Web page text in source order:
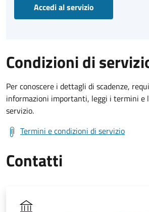
Accedi al servizio
Condizioni di
Per conoscere i dettagli di scadenze,
informazioni importanti, leggi i termini e
servizio.
Termini e condizioni di servizio
Contatti